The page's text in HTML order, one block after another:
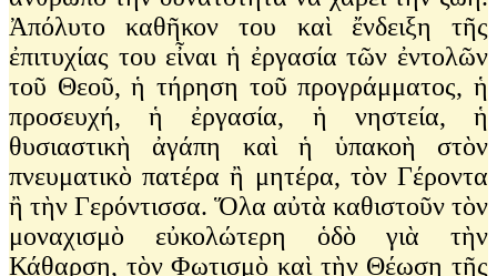
Ἀπόλυτο καθῆκον του καὶ ἔνδειξη τῆς
ἐπιτυχίας του εἶναι ἡ ἐργασία τῶν ἐντολῶν
τοῦ Θεοῦ, ἡ τήρηση τοῦ προγράμματος, ἡ
προσευχή, ἡ ἐργασία, ἡ νηστεία, ἡ
θυσιαστικὴ ἀγάπη καὶ ἡ ὑπακοὴ στὸν
πνευματικὸ πατέρα ἢ μητέρα, τὸν Γέροντα
ἢ τὴν Γερόντισσα. Ὅλα αὐτὰ καθιστοῦν τὸν
μοναχισμὸ εὐκολώτερη ὁδὸ γιὰ τὴν
Κάθαρση, τὸν Φωτισμὸ καὶ τὴν Θέωση τῆς